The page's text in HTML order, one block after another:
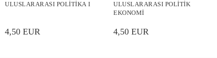
ULUSLARARASI POLİTİKA I
4,50 EUR
ULUSLARARASI POLİTİK
EKONOMİ
4,50 EUR